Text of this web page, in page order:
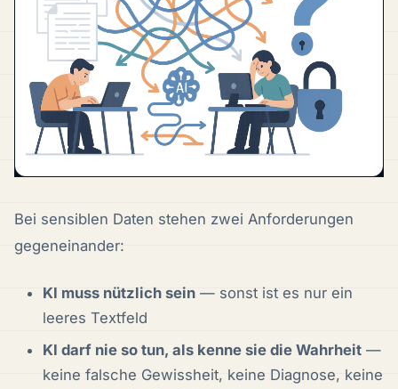
Bei sensiblen Daten stehen zwei Anforderungen
gegeneinander:
KI muss nützlich sein — sonst ist es nur ein
leeres Textfeld
KI darf nie so tun, als kenne sie die Wahrheit —
keine falsche Gewissheit, keine Diagnose, keine